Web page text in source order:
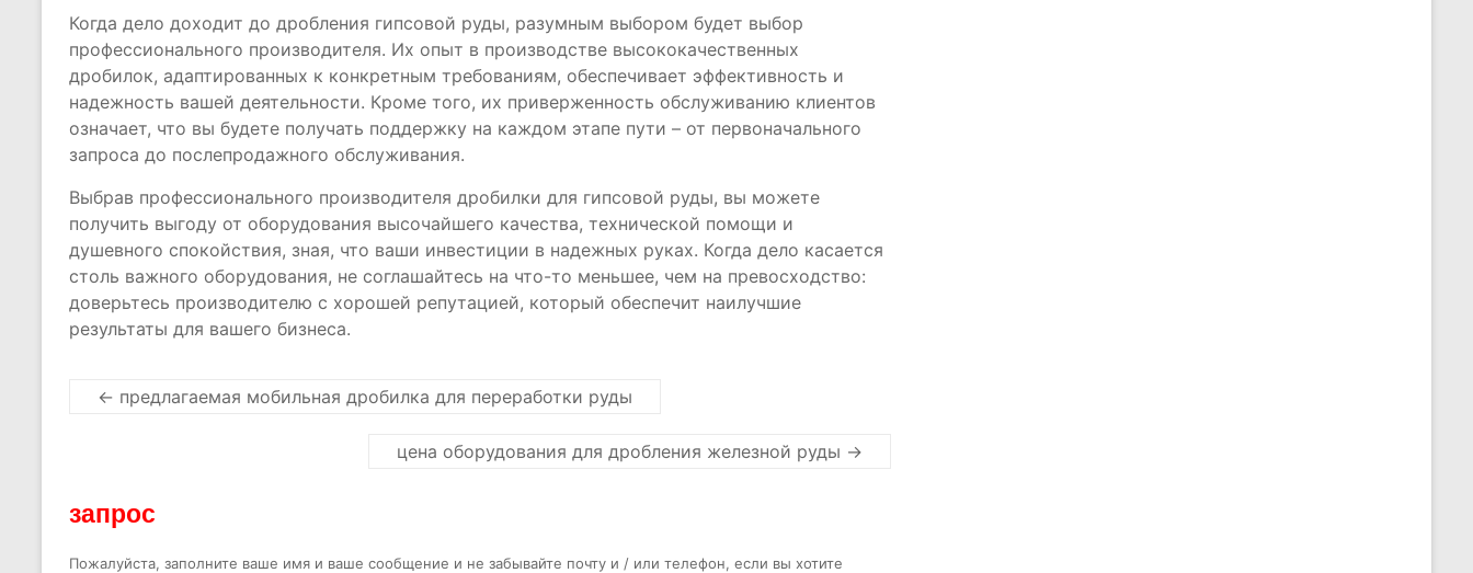
Когда дело доходит до дробления гипсовой руды, разумным выбором будет выбор
профессионального производителя. Их опыт в производстве высококачественных
дробилок, адаптированных к конкретным требованиям, обеспечивает эффективность и
надежность вашей деятельности. Кроме того, их приверженность обслуживанию клиентов
означает, что вы будете получать поддержку на каждом этапе пути – от первоначального
запроса до послепродажного обслуживания.
Выбрав профессионального производителя дробилки для гипсовой руды, вы можете
получить выгоду от оборудования высочайшего качества, технической помощи и
душевного спокойствия, зная, что ваши инвестиции в надежных руках. Когда дело касается
столь важного оборудования, не соглашайтесь на что-то меньшее, чем на превосходство:
доверьтесь производителю с хорошей репутацией, который обеспечит наилучшие
результаты для вашего бизнеса.
← предлагаемая мобильная дробилка для переработки руды
цена оборудования для дробления железной руды →
запрос
Пожалуйста, заполните ваше имя и ваше сообщение и не забывайте почту и / или телефон, если вы хотите